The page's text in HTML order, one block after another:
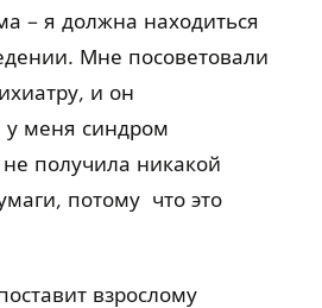
– я должна находиться
Мне посоветовали
и он
у меня синдром
получила никакой
потому что это
взрослому